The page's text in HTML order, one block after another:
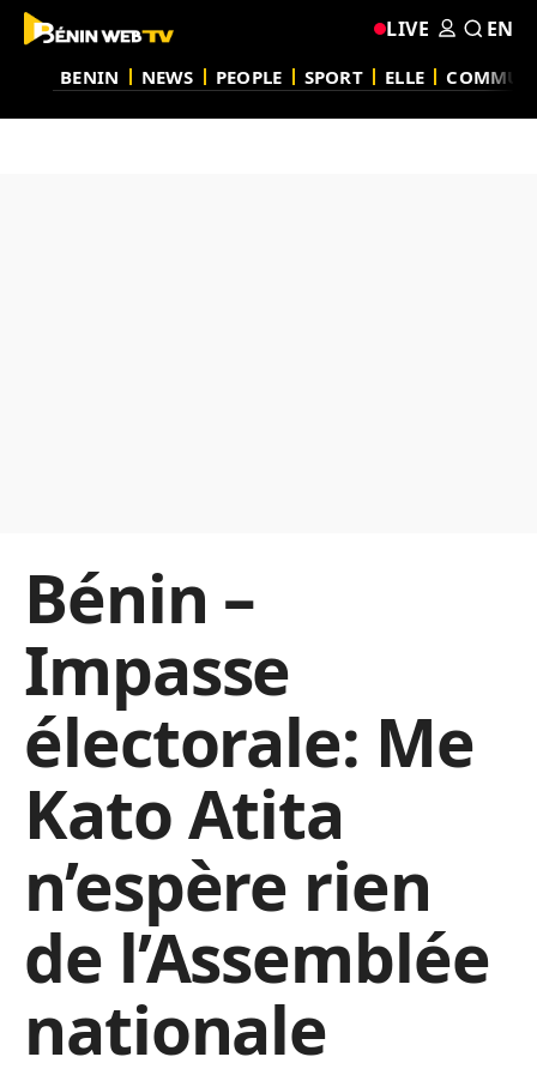
BENIN NEWS PEOPLE SPORT ELLE
LIVE EN
Bénin –
Impasse
électorale: Me
Kato Atita
n’espère rien
de l’Assemblée
nationale